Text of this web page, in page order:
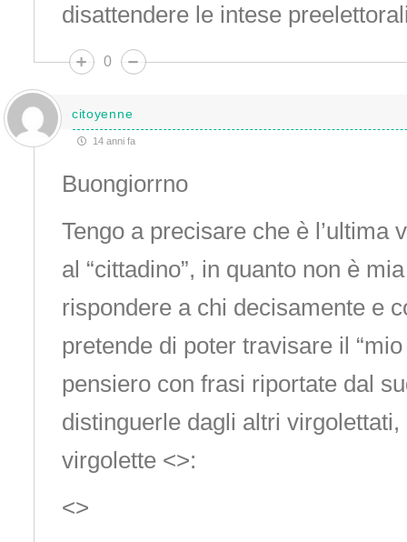
disattendere le intese
0
citoyenne
14 anni fa
Buongiorrno
Tengo a precisare che è l’ultima
al “cittadino”, in quanto non è
rispondere a chi decisamente e
pretende di poter travisare il
pensiero con frasi riportate dal
distinguerle dagli altri
virgolette <>:
<>